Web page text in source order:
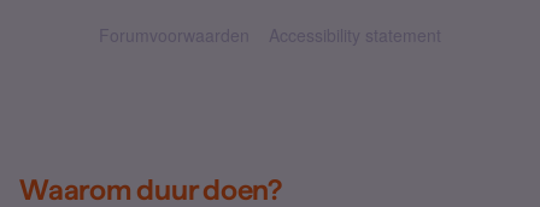
Forumvoorwaarden Accessibility statement
Waarom duur doen?